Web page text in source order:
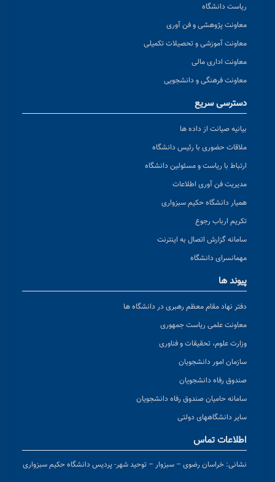
ریاست دانشگاه
معاونت پژوهشی و فن آوری
معاونت آموزشی و تحصیلات تکمیلی
معاونت اداری مالی
معاونت فرهنگی و دانشجویی
دسترسی سریع
بیانیه صیانت از داده ها
ملاقات حضوری با رئیس دانشگاه
ارتباط با ریاست و مسئولین دانشگاه
مدیریت فن آوری اطلاعات
همیار دانشگاه حکیم سبزواری
تکریم ارباب رجوع
سامانه گزارش اتصال به اینترنت
مهمانسرای دانشگاه
پیوند ها
دفتر نهاد مقام معظم رهبری در دانشگاه ها
معاونت علمی ریاست جمهوری
وزارت علوم، تحقیقات و فناوری
سازمان امور دانشجویان
صندوق رفاه دانشجویان
سامانه حامیان صندوق رفاه دانشجویان
سایر دانشگاههای دولتی
اطلاعات تماس
نشانی: خراسان رضوی – سبزوار – توحید شهر- پردیس دانشگاه حکیم سبزواری